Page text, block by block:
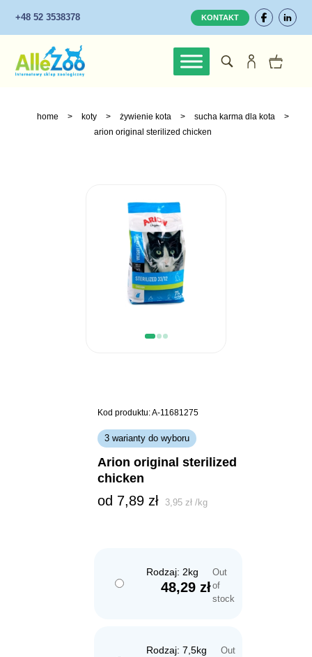
+48 52 3538378 KONTAKT
home > koty > żywienie kota > sucha karma dla kota
>
arion original sterilized chicken
Kod produktu: A-11681275
3 warianty do wyboru
arion original sterilized
chicken
od 7,89 zł 3,95zł /kg
Rodzaj: 2kg
48,29zł
Out
of
stock
Rodzaj: 7,5kg
Out